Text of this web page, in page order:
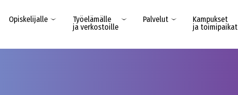
Opiskelijalle
Työelämälle
ja verkostoille
Palvelut
Kampukset
ja toimipaikat